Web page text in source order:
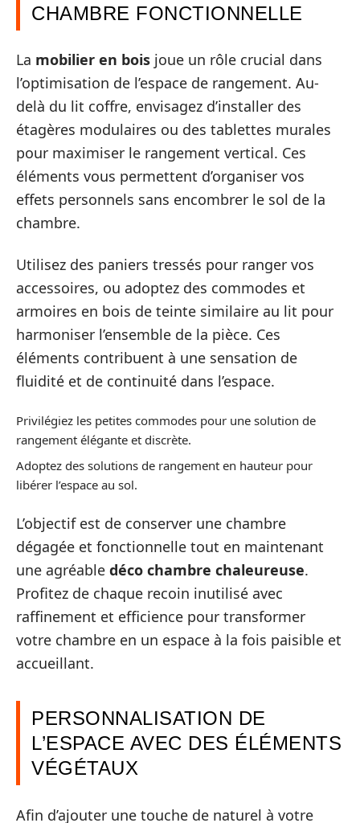
CHAMBRE FONCTIONNELLE
La mobilier en bois joue un rôle crucial dans
l’optimisation de l’espace de rangement. Au-
delà du lit coffre, envisagez d’installer des
étagères modulaires ou des tablettes murales
pour maximiser le rangement vertical. Ces
éléments vous permettent d’organiser vos
effets personnels sans encombrer le sol de la
chambre.
Utilisez des paniers tressés pour ranger vos
accessoires, ou adoptez des commodes et
armoires en bois de teinte similaire au lit pour
harmoniser l’ensemble de la pièce. Ces
éléments contribuent à une sensation de
fluidité et de continuité dans l’espace.
Privilégiez les petites commodes pour une solution de
rangement élégante et discrète.
Adoptez des solutions de rangement en hauteur pour
libérer l’espace au sol.
L’objectif est de conserver une chambre
dégagée et fonctionnelle tout en maintenant
une agréable déco chambre chaleureuse.
Profitez de chaque recoin inutilisé avec
raffinement et efficience pour transformer
votre chambre en un espace à la fois paisible et
accueillant.
PERSONNALISATION DE
L’ESPACE AVEC DES ÉLÉMENTS
VÉGÉTAUX
Afin d’ajouter une touche de naturel à votre